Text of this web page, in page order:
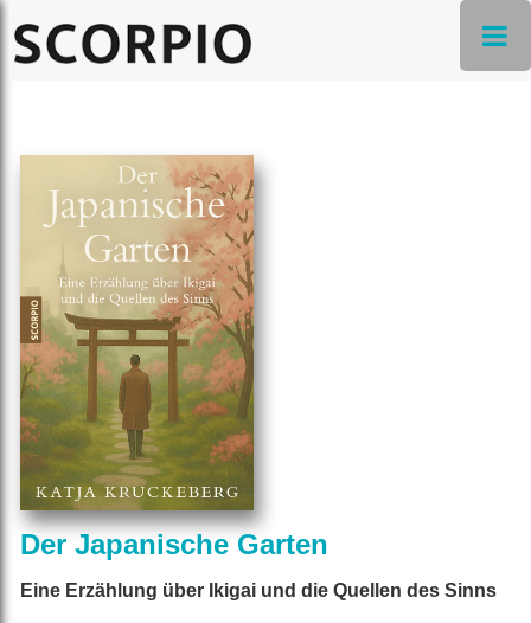
Der Japanische Garten
Eine Erzählung über Ikigai und die Quellen des Sinns